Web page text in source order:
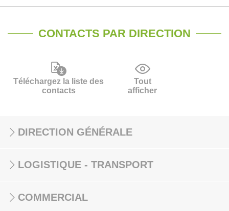
CONTACTS PAR DIRECTION
Téléchargez la liste des
contacts
Tout
afficher
DIRECTION GÉNÉRALE
LOGISTIQUE - TRANSPORT
COMMERCIAL